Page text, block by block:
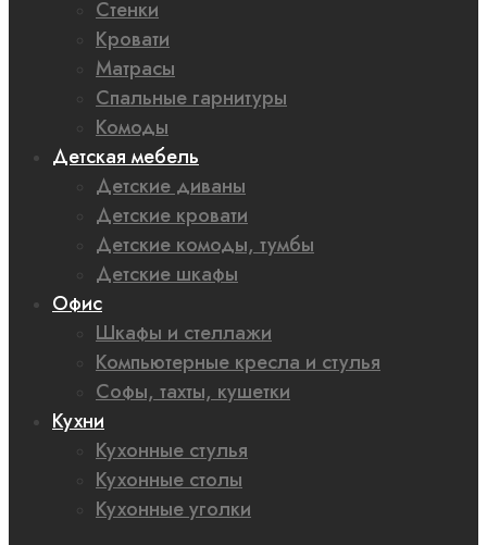
Стенки
Кровати
Матрасы
Спальные гарнитуры
Комоды
Детская мебель
Детские диваны
Детские кровати
Детские комоды, тумбы
Детские шкафы
Офис
Шкафы и стеллажи
Компьютерные кресла и стулья
Софы, тахты, кушетки
Кухни
Кухонные стулья
Кухонные столы
Кухонные уголки